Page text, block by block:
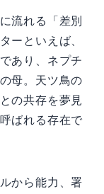
流れる「差別
ーといえば、
あり、ネプチ
母。天ツ鳥の
の共存を夢見
ばれる存在で
から能力、署